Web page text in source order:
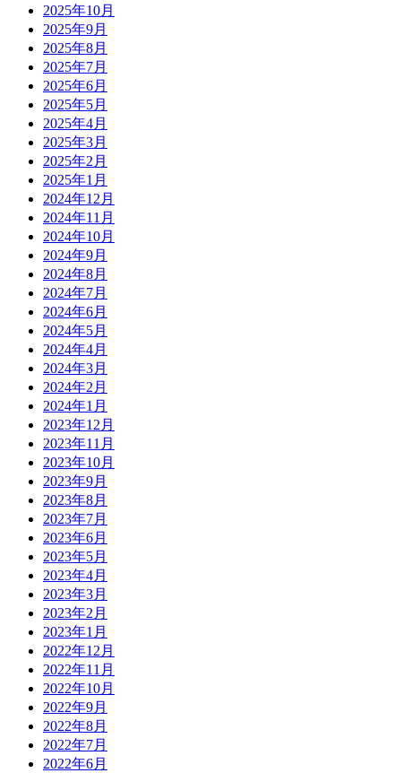
2025年10月
2025年9月
2025年8月
2025年7月
2025年6月
2025年5月
2025年4月
2025年3月
2025年2月
2025年1月
2024年12月
2024年11月
2024年10月
2024年9月
2024年8月
2024年7月
2024年6月
2024年5月
2024年4月
2024年3月
2024年2月
2024年1月
2023年12月
2023年11月
2023年10月
2023年9月
2023年8月
2023年7月
2023年6月
2023年5月
2023年4月
2023年3月
2023年2月
2023年1月
2022年12月
2022年11月
2022年10月
2022年9月
2022年8月
2022年7月
2022年6月